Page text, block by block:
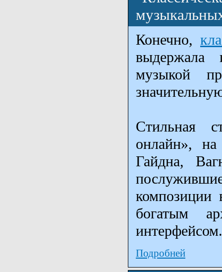
Конечно,
выдержала
музыкой
Стильная
онлайн»,
Гайдна,
композиции
богатым
интерфейсом.
Подробней